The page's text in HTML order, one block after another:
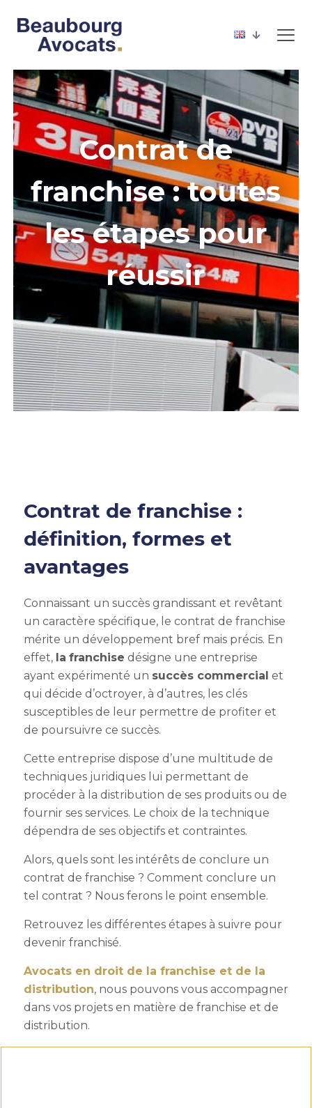
Contrat de
franchise : toutes
les étapes pour
réussir
Contrat de franchise :
définition, formes et
avantages
Connaissant un succès grandissant et revêtant
un caractère spécifique, le contrat de franchise
mérite un développement bref mais précis. En
effet, la franchise désigne une entreprise
ayant expérimenté un succès commercial et
qui décide d’octroyer, à d’autres, les clés
susceptibles de leur permettre de profiter et
de poursuivre ce succès.
Cette entreprise dispose d’une multitude de
techniques juridiques lui permettant de
procéder à la distribution de ses produits ou de
fournir ses services. Le choix de la technique
dépendra de ses objectifs et contraintes.
Alors, quels sont les intérêts de conclure un
contrat de franchise ? Comment conclure un
tel contrat ? Nous ferons le point ensemble.
Retrouvez les différentes étapes à suivre pour
devenir franchisé.
Avocats en droit de la franchise et de la
distribution, nous pouvons vous accompagner
dans vos projets en matière de franchise et de
distribution.